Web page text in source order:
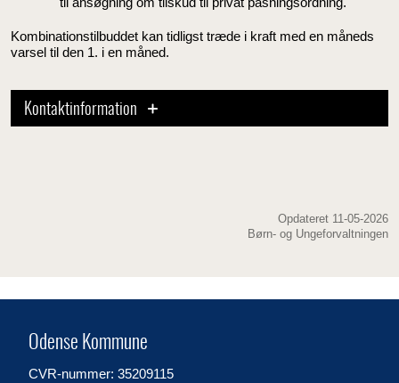
Kombinationstilbuddet kan tidligst træde i kraft med en måneds
varsel til den 1. i en måned.
Kontaktinformation
Opdateret 11-05-2026
Børn- og Ungeforvaltningen
Odense Kommune
CVR-nummer: 35209115